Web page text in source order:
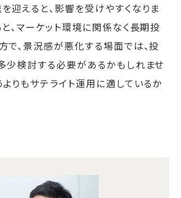
迎えると、影響を受けやすくなりま
、マーケット環境に関係なく長期投
で、景況感が悪化する場面では、投
少検討する必要があるかもしれませ
よりもサテライト運用に適しているか